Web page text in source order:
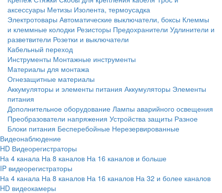
аксессуары Метизы Изолента, термоусадка
Электротовары Автоматические выключатели, боксы Клеммы
и клеммные колодки Резисторы Предохранители Удлинители и
разветвители Розетки и выключатели
Кабельный переход
Инструменты Монтажные инструменты
Материалы для монтажа
Огнезащитные материалы
Аккумуляторы и элементы питания Аккумуляторы Элементы
питания
Дополнительное оборудование Лампы аварийного освещения
Преобразователи напряжения Устройства защиты Разное
Блоки питания Бесперебойные Нерезервированные
Видеонаблюдение
HD Видеорегистраторы
На 4 канала На 8 каналов На 16 каналов и больше
IP видеорегистраторы
На 4 канала На 8 каналов На 16 каналов На 32 и более каналов
HD видеокамеры